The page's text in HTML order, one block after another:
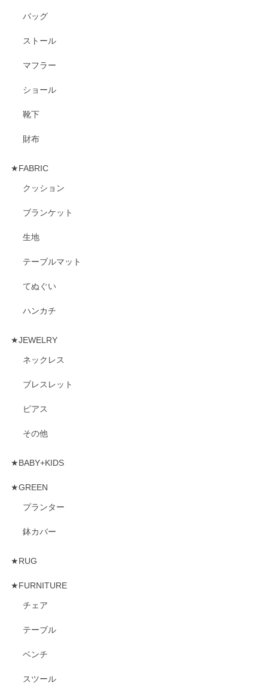
バッグ
ストール
マフラー
ショール
靴下
財布
★FABRIC
クッション
ブランケット
生地
テーブルマット
てぬぐい
ハンカチ
★JEWELRY
ネックレス
ブレスレット
ピアス
その他
★BABY+KIDS
★GREEN
プランター
鉢カバー
★RUG
★FURNITURE
チェア
テーブル
ベンチ
スツール